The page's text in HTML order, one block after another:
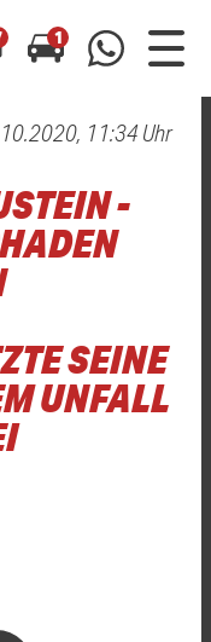
1
unter0800 0 490 400
unter0800 0 490 400
11:34 Uhr
-
SEINE
UNFALL